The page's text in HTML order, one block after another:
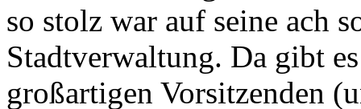
so stolz war auf seine ach
Stadtverwaltung. Da gibt
großartigen Vorsitzenden